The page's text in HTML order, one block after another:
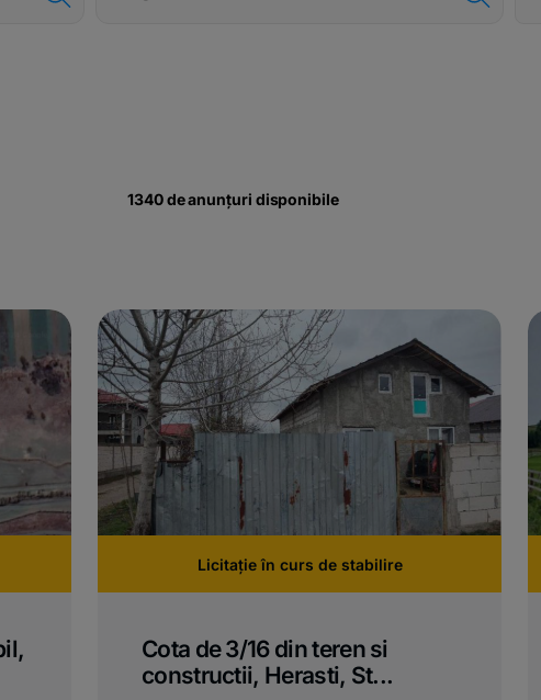
1340de anunțuri disponibile
Licitație în curs de stabilire
Cota de 3/16 din teren si
constructii, Herasti, St...